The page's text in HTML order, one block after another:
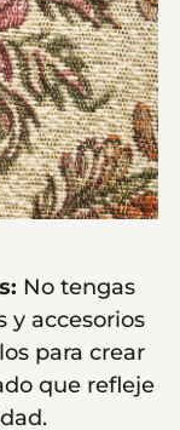
No tengas
y accesorios
para crear
que refleje